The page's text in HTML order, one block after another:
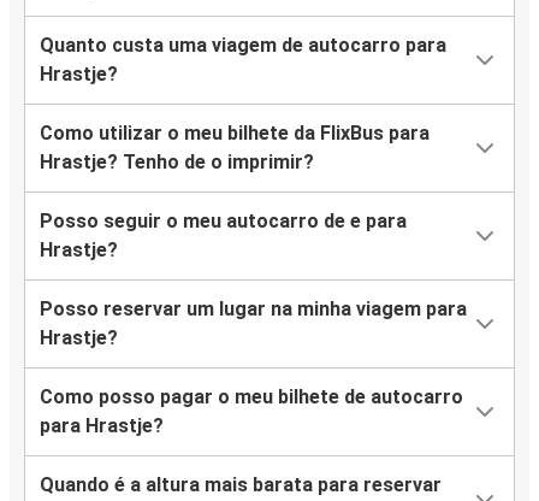
Quanto custa uma viagem de autocarro para
Hrastje?
Como utilizar o meu bilhete da FlixBus para
Hrastje? Tenho de o imprimir?
Posso seguir o meu autocarro de e para
Hrastje?
Posso reservar um lugar na minha viagem para
Hrastje?
Como posso pagar o meu bilhete de autocarro
para Hrastje?
Quando é a altura mais barata para reservar